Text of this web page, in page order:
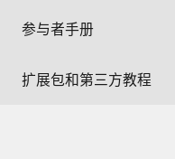
参与者手册
扩展包和第三方教程